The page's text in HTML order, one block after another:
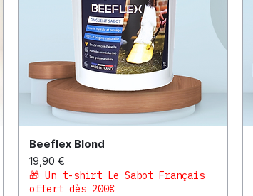
Aperçu rapide
Beeflex Blond
Prix
19,90 €
🎁 Un t-shirt Le Sabot Français
offert dès 200€